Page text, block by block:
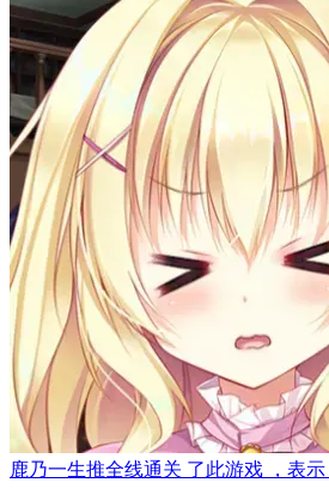
鹿乃一生推全线通关 了此游戏 ，表示